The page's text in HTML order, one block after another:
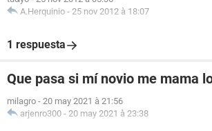
A.Herquinio - 25 nov 2012 à 18:07
1 respuesta
Que pasa si mí novio me mama
milagro - 20 may 2021 à 21:56
arjenro300 - 20 may 2021 à 23:38